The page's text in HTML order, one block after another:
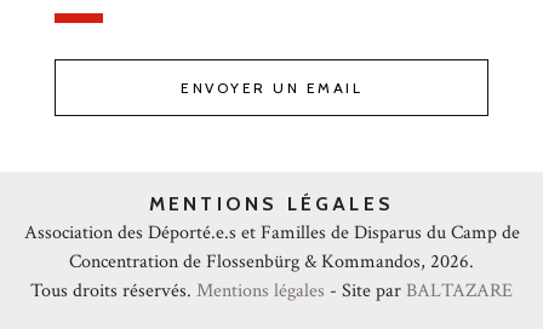
ENVOYER UN EMAIL
MENTIONS LÉGALES
Association des Déporté.e.s et Familles de Disparus du Camp de
Concentration de Flossenbürg & Kommandos, 2026.
Tous droits réservés. Mentions légales - Site par BALTAZARE